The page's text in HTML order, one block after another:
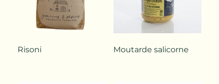
Risoni Moutarde salicorne